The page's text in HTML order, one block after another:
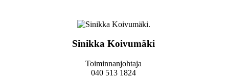
Sinikka Koivumäki
Toiminnanjohtaja
040 513 1824